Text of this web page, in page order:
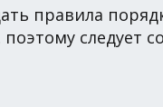
правила
поэтому следует